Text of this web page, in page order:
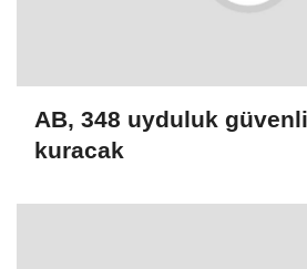
AB, 348 uyduluk
kuracak